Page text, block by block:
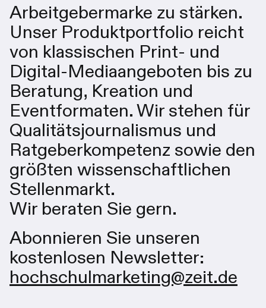
Arbeitgebermarke zu stärken.
Unser Produktportfolio reicht
von klassischen Print- und
Digital-Mediaangeboten bis zu
Beratung, Kreation und
Eventformaten. Wir stehen für
Qualitätsjournalismus und
Ratgeberkompetenz sowie den
größten wissenschaftlichen
Stellenmarkt.
Wir beraten Sie gern.
Abonnieren Sie unseren
kostenlosen Newsletter:
hochschulmarketing@zeit.de